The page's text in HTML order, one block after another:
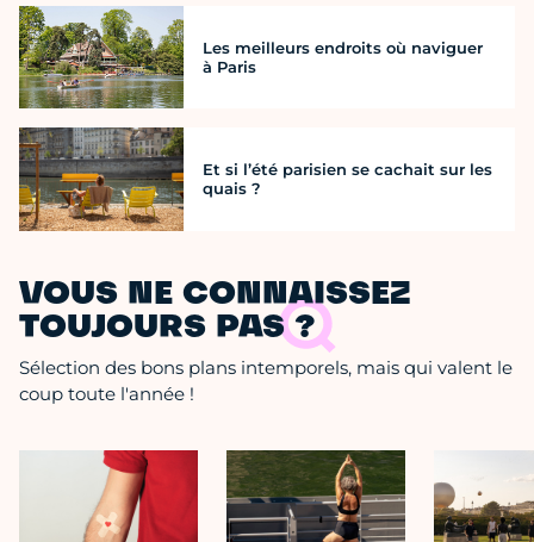
Les meilleurs endroits où naviguer
à Paris
Et si l’été parisien se cachait sur les
quais ?
VOUS NE CONNAISSEZ
TOUJOURS PAS ?
Sélection des bons plans intemporels, mais qui valent le
coup toute l'année !